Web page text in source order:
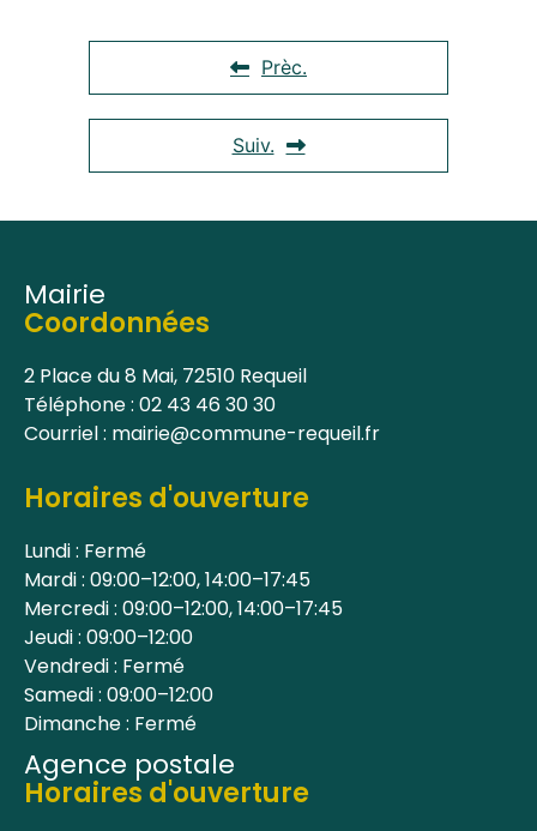
Prèc.
Suiv.
Mairie
Coordonnées
2 Place du 8 Mai, 72510 Requeil
Téléphone : 02 43 46 30 30
Courriel : mairie@commune-requeil.fr
Horaires d'ouverture
Lundi : Fermé
Mardi : 09:00–12:00, 14:00–17:45
Mercredi : 09:00–12:00, 14:00–17:45
Jeudi : 09:00–12:00
Vendredi : Fermé
Samedi : 09:00–12:00
Dimanche : Fermé
Agence postale
Horaires d'ouverture